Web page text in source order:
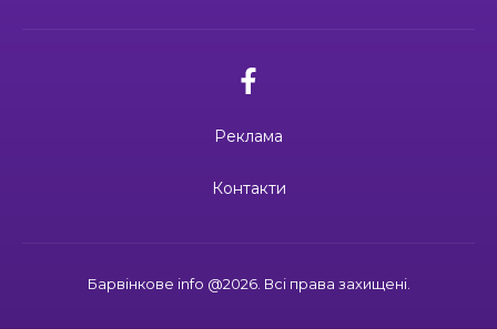
Барвінківського ліцею №1 пройшли фахове
Поки звучить материнська молитва,
живе пам’ять
Барвінкове info @2026. Всі права захищені.
Реклама
Контакти